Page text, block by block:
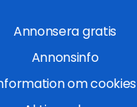
Annonsera gratis
Annonsinfo
om cookies